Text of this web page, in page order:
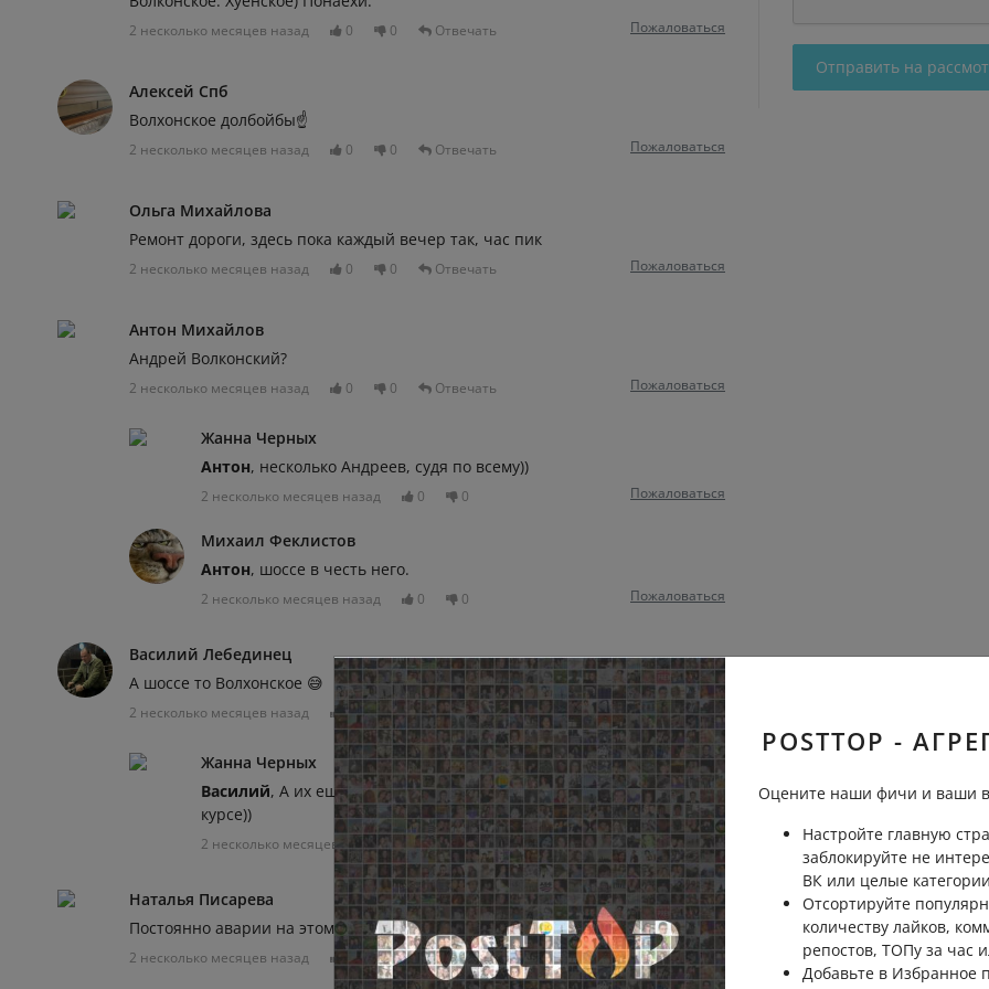
2 несколько месяцев назад 0 0 Отвечать Пожаловаться
Алексей Спб
Волхонское долбойбы☝️
2 несколько месяцев назад 0 0 Отвечать Пожаловаться
Ольга Михайлова
Ремонт дороги, здесь пока каждый вечер так, час пик
2 несколько месяцев назад 0 0 Отвечать Пожаловаться
Антон Михайлов
Андрей Волконский?
2 несколько месяцев назад 0 0 Отвечать Пожаловаться
Жанна Черных
Антон, несколько Андреев, судя по всему))
2 несколько месяцев назад 0 0 Пожаловаться
Михаил Феклистов
Антон, шоссе в честь него.
2 несколько месяцев назад 0 0 Пожаловаться
Василий Лебединец
А шоссе то Волхонское 😅
2 несколько месяцев назад 0 0 Отвечать Пожаловаться
Жанна Черных
Василий, А их еще и несколько, Волконских шоссе, а мы-то не в
курсе))
2 несколько месяцев назад 0 0 Пожаловаться
Наталья Писарева
Постоянно аварии на этом месте....
2 несколько месяцев назад 0 0 Отвечать Пожаловаться
Отправить на
POSTTOP -
Оцените наши фичи и ваши
Настройте главную
заблокируйте не
ВК или целые
Отсортируйте
количеству лайков,
репостов, ТОПу за час
Добавьте в Избранное